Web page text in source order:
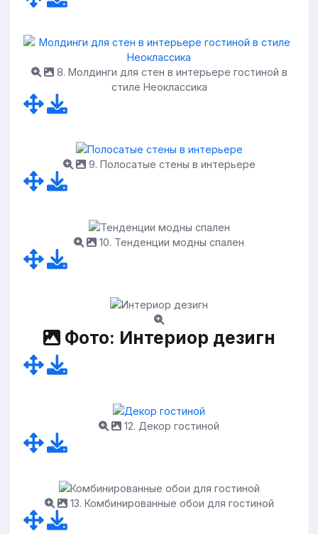
8. Молдинги для стен в интерьере гостиной в
стиле Неоклассика
9. Полосатые стены в интерьере
10. Тенденции модны спален
Фото: Интериор дезигн
12. Декор гостиной
13. Комбинированные обои для гостиной